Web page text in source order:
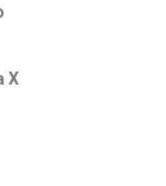
X